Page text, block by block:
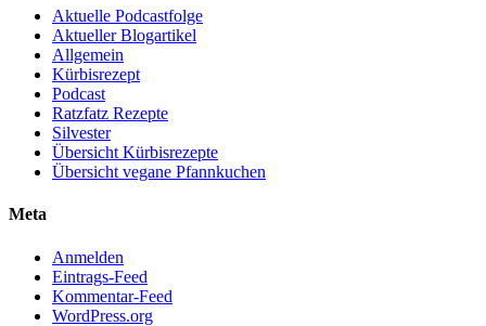
Aktuelle Podcastfolge
Aktueller Blogartikel
Allgemein
Kürbisrezept
Podcast
Ratzfatz Rezepte
Silvester
Übersicht Kürbisrezepte
Übersicht vegane Pfannkuchen
Meta
Anmelden
Eintrags-Feed
Kommentar-Feed
WordPress.org